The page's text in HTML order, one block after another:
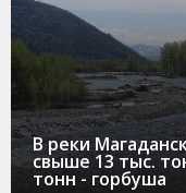
В реки
свыше 13 тыс.
тонн - горбуша